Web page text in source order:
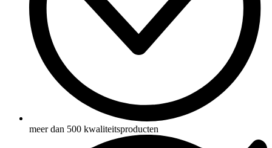
meer dan 500 kwaliteitsproducten